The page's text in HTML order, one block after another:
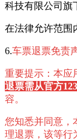
科技有限公司 旗
在法律允许范围
6.车票退票免责
重要提示：本应
退票需从官方
容。
您知悉并同意，
理退票，该等行